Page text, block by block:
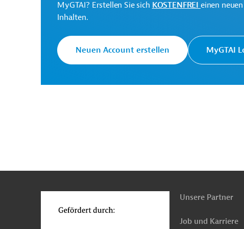
Vietnam
Öffentliche Verwaltung und Regierung
IKT,
MyGTAI? Erstellen Sie sich KOSTENFREI einen
Inhalten.
Neuen Account erstellen MyGTAI
Unsere Partner
Job und Karriere